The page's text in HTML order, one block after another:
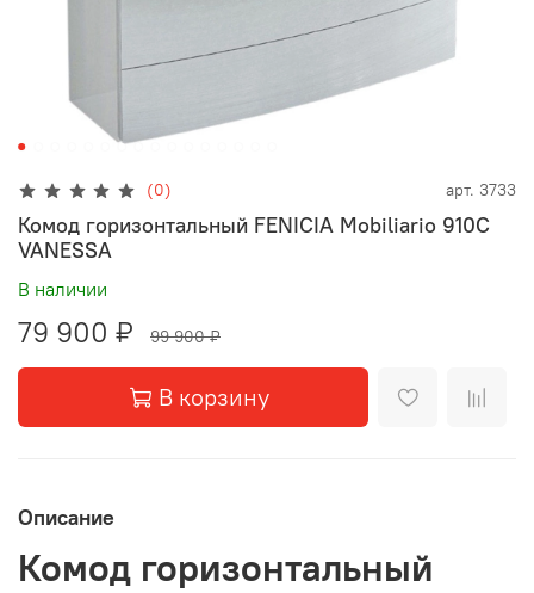
(0) арт. 3733
Комод горизонтальный FENICIA Mobiliario 910С
VANESSA
В наличии
79 900 ₽ 99 900 ₽
В корзину
Описание
Комод горизонтальный